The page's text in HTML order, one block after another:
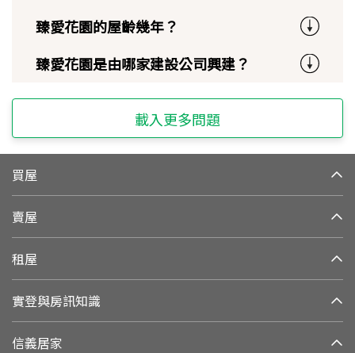
臻愛花園的屋齡幾年？
臻愛花園是由哪家建設公司興建？
載入更多問題
買屋
賣屋
租屋
實登與房訊知識
信義居家